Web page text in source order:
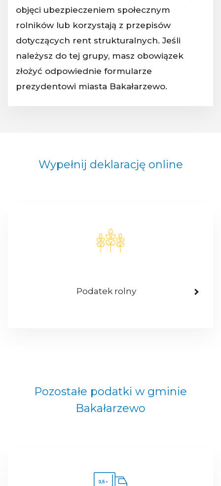
objęci ubezpieczeniem społecznym
rolników lub korzystają z przepisów
dotyczących rent strukturalnych. Jeśli
należysz do tej grupy, masz obowiązek
złożyć odpowiednie formularze
prezydentowi miasta Bakałarzewo.
Wypełnij deklarację online
Podatek rolny
Pozostałe podatki w gminie
Bakałarzewo